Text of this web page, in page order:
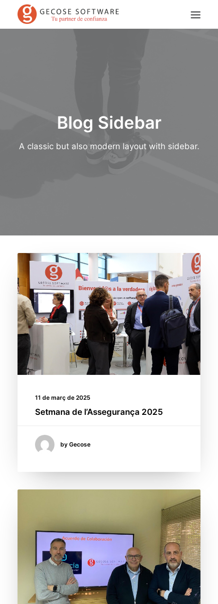
Search
Blog Sidebar
A classic but also modern layout with sidebar.
11 de març de 2025
Setmana de l’Assegurança 2025
by Gecose